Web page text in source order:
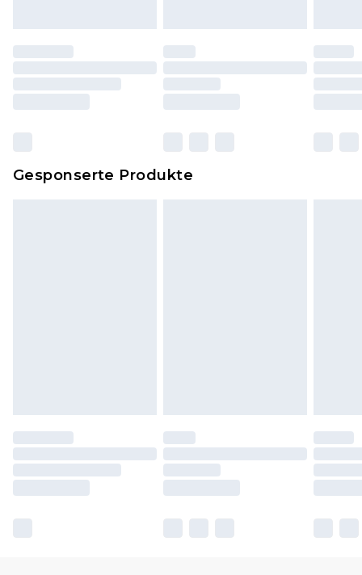
Schuhe dürfen nur in Innenräumen anprobiert
worden sein. Artikel aus dem Homeware-Bereich,
einschließlich Bettwäsche, Matratzen, Toppern
und Kissen, müssen unbenutzt und in ihrer
Klickehierum unsere vollständigen
Gesponserte Produkte